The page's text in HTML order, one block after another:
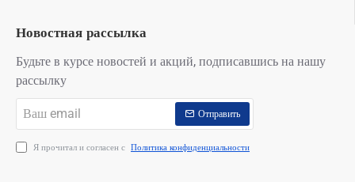
Новостная рассылка
Будьте в курсе новостей и акций, подписавшись на нашу
рассылку
email
Отправить
Я прочитал и согласен с Политика конфиденциальности